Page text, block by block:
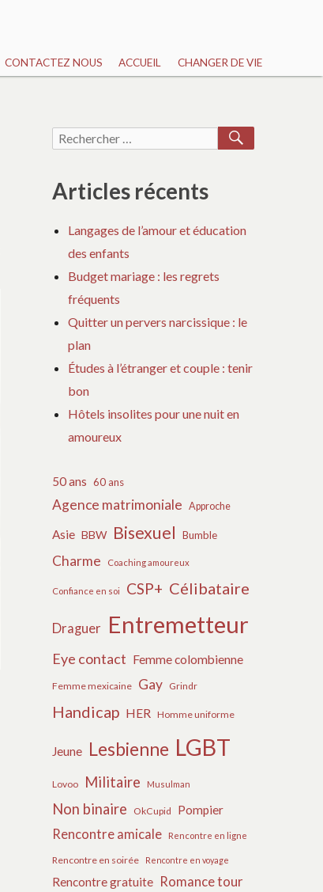
CONTACTEZ NOUS ACCUEIL CHANGER DE VIE
Recherche
Articles récents
Langages de l’amour et éducation
des enfants
Budget mariage : les regrets
fréquents
Quitter un pervers narcissique : le
plan
Études à l’étranger et couple : tenir
bon
Hôtels insolites pour une nuit en
amoureux
50 ans 60 ans
Agence matrimoniale Approche
Asie BBW Bisexuel Bumble
Charme Coaching amoureux
Confiance en soi CSP+ Célibataire
Draguer Entremetteur
Eye contact Femme colombienne
Femme mexicaine Gay Grindr
Handicap HER Homme uniforme
Jeune Lesbienne LGBT
Lovoo Militaire Musulman
Non binaire OkCupid Pompier
Rencontre amicale Rencontre en ligne
Rencontre en soirée Rencontre en voyage
Rencontre gratuite Romance tour